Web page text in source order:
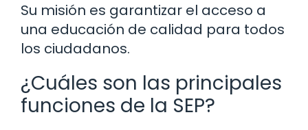
Su misión es garantizar el acceso a
una educación de calidad para todos
los ciudadanos.
¿Cuáles son las principales
funciones de la SEP?